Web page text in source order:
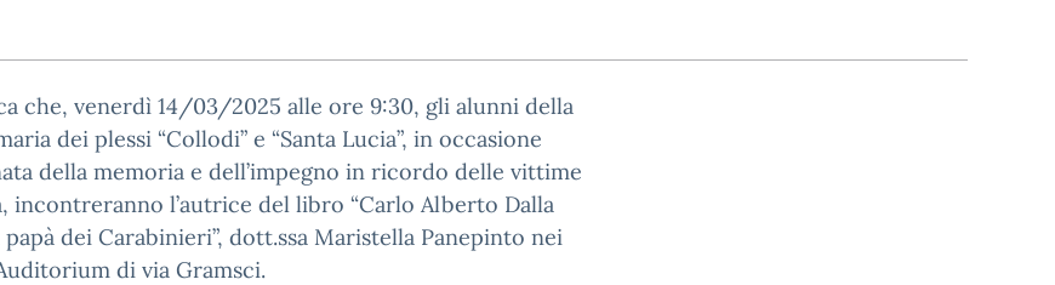
che, venerdì 14/03/2025 alle ore 9:30, gli alunni della
dei plessi “Collodi” e “Santa Lucia”, in occasione
della memoria e dell’impegno in ricordo delle vittime
incontreranno l’autrice del libro “Carlo Alberto Dalla
dei Carabinieri”, dott.ssa Maristella Panepinto nei
di via Gramsci.